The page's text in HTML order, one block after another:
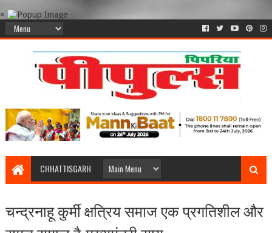
×
CHHATTISGARH
चन्द्रनाहू कुर्मी क्षत्रिय समाज एक प्रगतिशील और